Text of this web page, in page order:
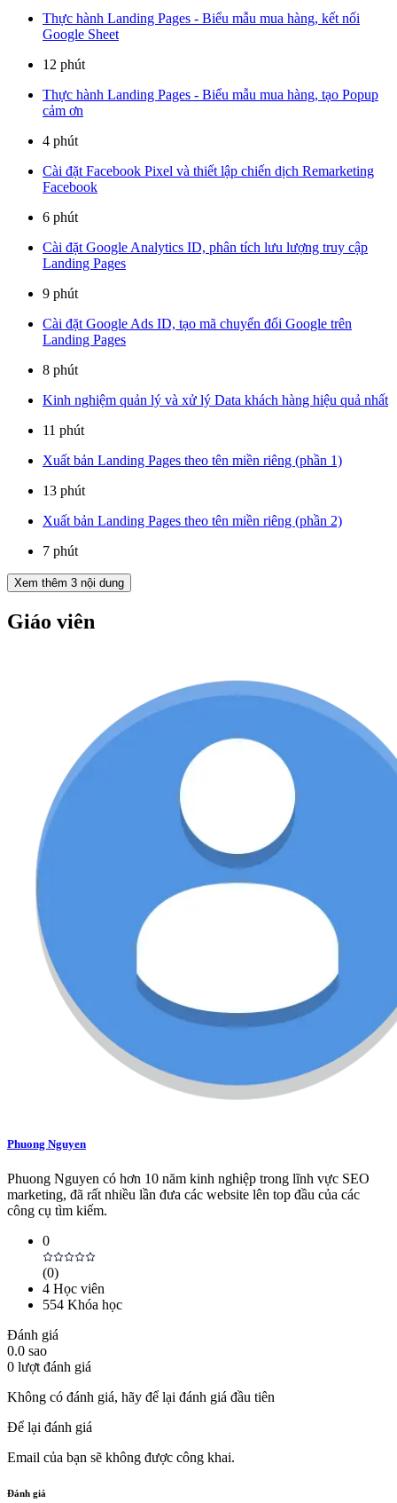
Thực hành Landing Pages - Biểu mẫu mua hàng, kết nối
Google Sheet
12 phút
Thực hành Landing Pages - Biểu mẫu mua hàng, tạo Popup
cảm ơn
4 phút
Cài đặt Facebook Pixel và thiết lập chiến dịch Remarketing
Facebook
6 phút
Cài đặt Google Analytics ID, phân tích lưu lượng truy cập
Landing Pages
9 phút
Cài đặt Google Ads ID, tạo mã chuyển đổi Google trên
Landing Pages
8 phút
Kinh nghiệm quản lý và xử lý Data khách hàng hiệu quả nhất
11 phút
Xuất bản Landing Pages theo tên miền riêng (phần 1)
13 phút
Xuất bản Landing Pages theo tên miền riêng (phần 2)
7 phút
Xem thêm 3 nội dung
Giáo viên
Phuong Nguyen
Phuong Nguyen có hơn 10 năm kinh nghiệp trong lĩnh vực SEO
marketing, đã rất nhiều lần đưa các website lên top đầu của các
công cụ tìm kiếm.
0
(0)
4 Học viên
554 Khóa học
Đánh giá
0.0 sao
0 lượt đánh giá
Không có đánh giá, hãy để lại đánh giá đầu tiên
Để lại đánh giá
Email của bạn sẽ không được công khai.
Đánh giá